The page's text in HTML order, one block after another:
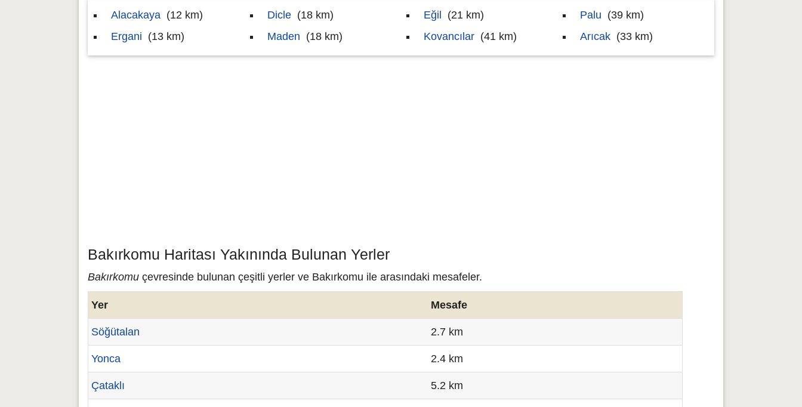
Alacakaya (12 km)
Ergani (13 km)
Dicle (18 km)
Maden (18 km)
Eğil
(21 km)
Kovancılar (41 km)
Palu (39 km)
Arıcak (33 km)
Bakırkomu Haritası Yakınında Bulunan Yerler
Bakırkomu çevresinde bulunan çeşitli yerler ve Bakırkomu ile arasındaki mesafeler.
Yer Mesafe
Söğütalan 2.7 km
Yonca 2.4 km
Çataklı 5.2 km